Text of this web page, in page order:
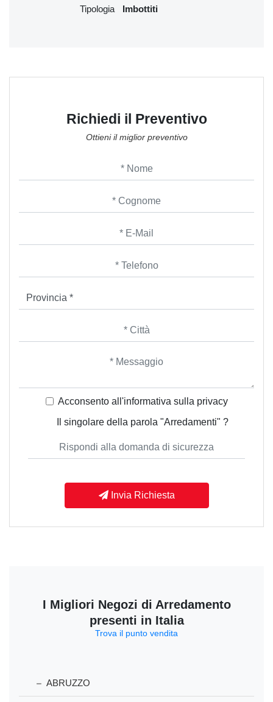
Richiedi il Preventivo
Ottieni il miglior preventivo
Acconsento all'informativa sulla privacy
Il singolare della parola "Arredamenti" ?
Invia Richiesta
Tipologia Imbottiti
I Migliori Negozi di Arredamento
presenti in Italia
Trova il punto vendita
ABRUZZO